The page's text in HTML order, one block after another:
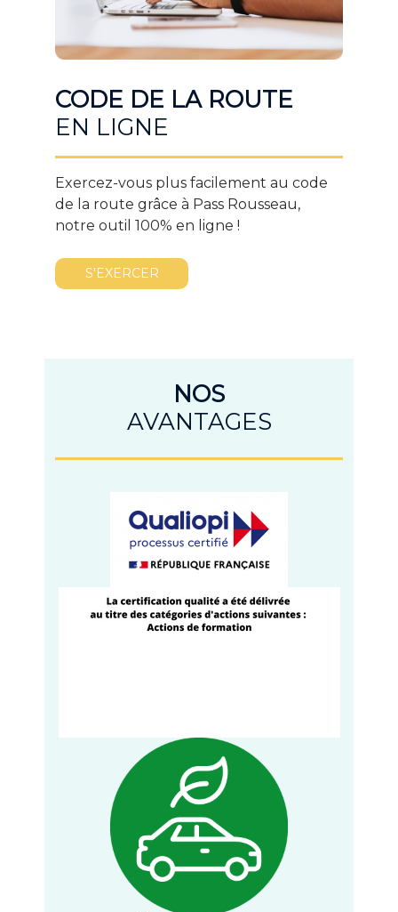
CODE DE LA ROUTE
EN LIGNE
Exercez-vous plus facilement au code
de la route grâce à Pass Rousseau,
notre outil 100% en ligne !
S'EXERCER
NOS
AVANTAGES